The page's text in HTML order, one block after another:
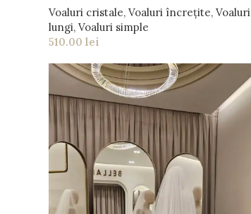
Voaluri cristale, Voaluri încrețite, Voaluri
lungi, Voaluri simple
510.00 lei